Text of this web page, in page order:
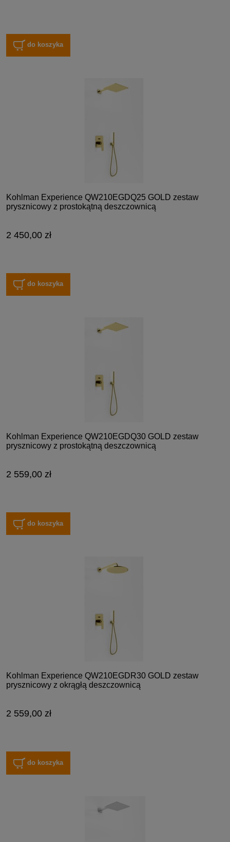
do koszyka
Kohlman Experience QW210EGDQ25 GOLD zestaw
prysznicowy z prostokątną deszczownicą
2 450,00 zł
do koszyka
Kohlman Experience QW210EGDQ30 GOLD zestaw
prysznicowy z prostokątną deszczownicą
2 559,00 zł
do koszyka
Kohlman Experience QW210EGDR30 GOLD zestaw
prysznicowy z okrągłą deszczownicą
2 559,00 zł
do koszyka